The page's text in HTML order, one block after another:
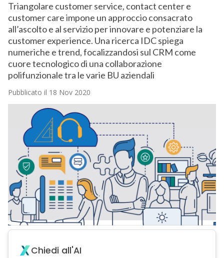
Triangolare customer service, contact center e
customer care impone un approccio consacrato
all’ascolto e al servizio per innovare e potenziare la
customer experience. Una ricerca IDC spiega
numeriche e trend, focalizzandosi sul CRM come
cuore tecnologico di una collaborazione
polifunzionale tra le varie BU aziendali
Pubblicato il 18 Nov 2020
Chiedi all'AI